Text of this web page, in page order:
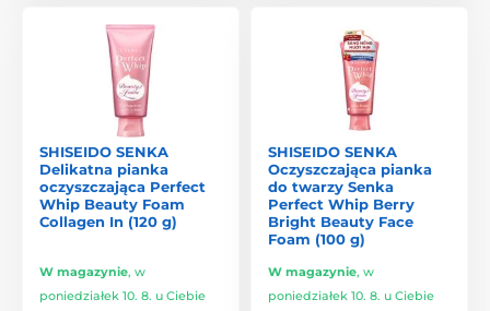
SHISEIDO SENKA
Delikatna pianka
oczyszczająca Perfect
Whip Beauty Foam
Collagen In (120 g)
W magazynie, w
poniedziałek 10. 8. u Ciebie
SHISEIDO SENKA
Oczyszczająca pianka
do twarzy Senka
Perfect Whip Berry
Bright Beauty Face
Foam (100 g)
W magazynie, w
poniedziałek 10. 8. u Ciebie